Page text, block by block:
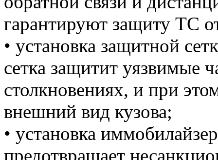
гарантируют защиту ТС
• установка защитной
сетка защитит уязвимые
столкновениях, и при
внешний вид кузова;
• установка
предотвращает